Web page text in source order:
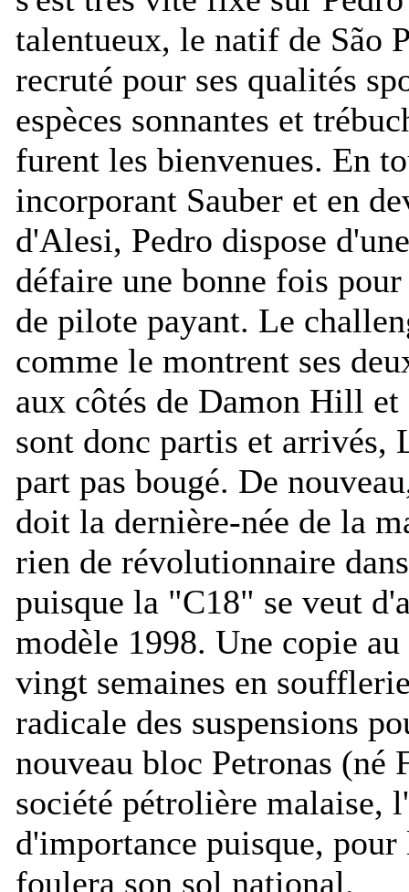
talentueux, le natif de São
recruté pour ses qualités
espèces sonnantes et
furent les bienvenues. En
incorporant Sauber et en
d'Alesi, Pedro dispose
défaire une bonne fois
de pilote payant. Le
comme le montrent ses
aux côtés de Damon Hill
sont donc partis et arrivés,
part pas bougé. De
doit la dernière-née de la
rien de révolutionnaire
puisque la "C18" se veut
modèle 1998. Une copie
vingt semaines en
radicale des suspensions
nouveau bloc Petronas (né
société pétrolière malaise,
d'importance puisque,
foulera son sol national.